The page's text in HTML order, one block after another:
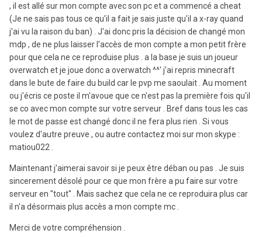
, il est allé sur mon compte avec son pc et a commencé a cheat
(Je ne sais pas tous ce qu'il a fait je sais juste qu'il a x-ray quand
j'ai vu la raison du ban) . J'ai donc pris la décision de changé mon
mdp , de ne plus laisser l'accès de mon compte a mon petit frère
pour que cela ne ce reproduise plus . a la base je suis un joueur
overwatch et je joue donc a overwatch ^^' j'ai repris minecraft
dans le bute de faire du build car le pvp me saoulait . Au moment
ou j'écris ce poste il m'avoue que ce n'est pas la première fois qu'il
se co avec mon compte sur votre serveur . Bref dans tous les cas
le mot de passe est changé donc il ne fera plus rien . Si vous
voulez d'autre preuve , ou autre contactez moi sur mon skype :
matiou022 .
Maintenant j'aimerai savoir si je peux être déban ou pas . Je suis
sincerement désolé pour ce que mon frère a pu faire sur votre
serveur en ''tout'' . Mais sachez que cela ne ce reproduira plus car
il n'a désormais plus accès a mon compte mc .
Merci de votre compréhension .